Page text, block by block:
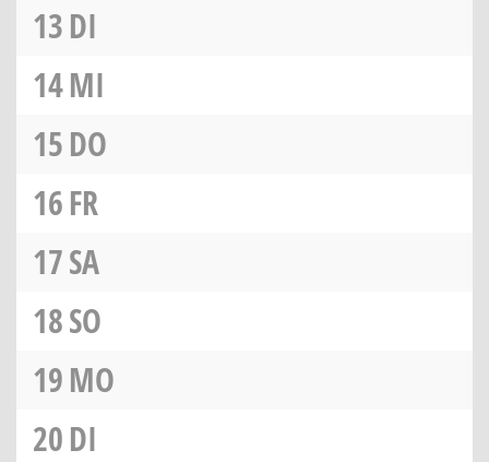
13DI
14MI
15DO
16FR
17SA
18SO
19MO
20DI